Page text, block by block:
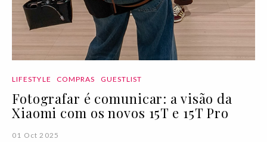
LIFESTYLE COMPRAS GUESTLIST
Fotografar é comunicar: a visão da
Xiaomi com os novos 15T e 15T Pro
01 Oct 2025